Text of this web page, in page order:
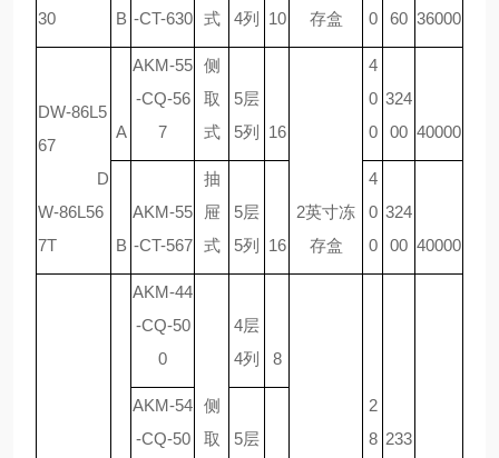
30
存盒
B
式
0
60 36000
-CT-630
4列
10
DW-86L5
67
D
W-86L56
7T
A
AKM-55
-CQ-56
7
侧
取
式
5层
5列
16
2英寸冻
存盒
4
0
0
324
00 40000
B
AKM-55
-CT-567
抽
屉
式
5层
5列
16
4
0
0
324
00 40000
AKM-44
-CQ-50
0
侧
取
4层
4列
8
2
8 233
AKM-54
-CQ-50
5层